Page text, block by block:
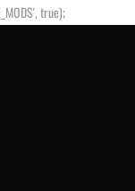
true);